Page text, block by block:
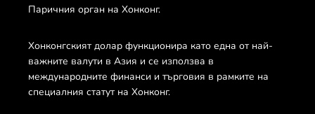
Паричния орган на Хонконг.
Хонконгският долар функционира като една от най-
важните валути в Азия и се използва в
международните финанси и търговия в рамките на
специалния статут на Хонконг.